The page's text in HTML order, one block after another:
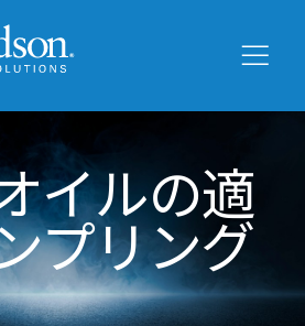
イルの適
プリング